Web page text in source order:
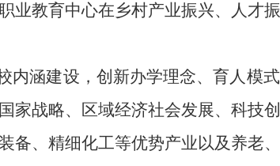
业教育中心在乡村产业振兴、人才
内涵建设，创新办学理念、育人模式
家战略、 区域经济社会发展、科技
备、精细化工等优势产业以及养老